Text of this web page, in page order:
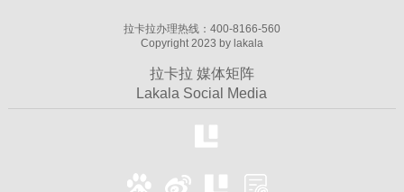
拉卡拉办理热线：400-8166-560
Copyright 2023 by lakala
拉卡拉 媒体矩阵
Lakala Social Media